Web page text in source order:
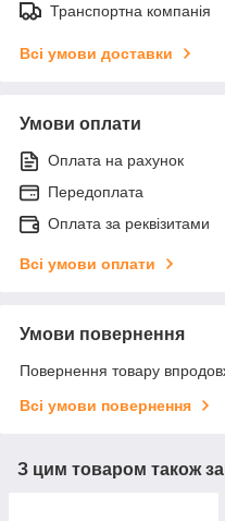
Транспортна компанія
Всі умови доставки
Умови оплати
Оплата на рахунок
Передоплата
Оплата за реквізитами
Всі умови оплати
Умови повернення
Повернення товару
Всі умови повернення
З цим товаром також